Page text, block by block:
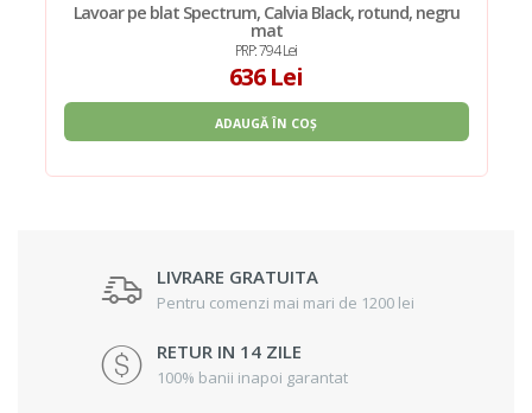
Lavoar pe blat Spectrum, Calvia Black, rotund, negru
mat
PRP: 794 Lei
636 Lei
ADAUGĂ ÎN COȘ
LIVRARE GRATUITA
Pentru comenzi mai mari de 1200 lei
RETUR IN 14 ZILE
100% banii inapoi garantat